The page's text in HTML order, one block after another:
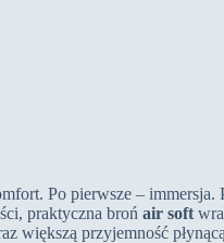
Po pierwsze –
praktyczna broń air soft
większą przyjemność